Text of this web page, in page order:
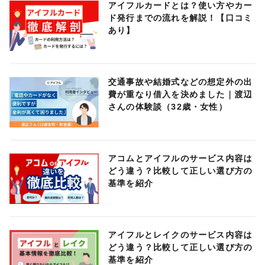
アイフルカードとは？使い方やカー
ド発行までの流れを解説！【口コミ
あり】
交通事故や結婚式などの想定外の出
費が重なり借入を決めました｜渡辺
さんの体験談（32歳・女性）
アコムとアイフルのサービス内容は
どう違う？比較して正しい選び方の
基準を紹介
アイフルとレイクのサービス内容は
どう違う？比較して正しい選び方の
基準を紹介